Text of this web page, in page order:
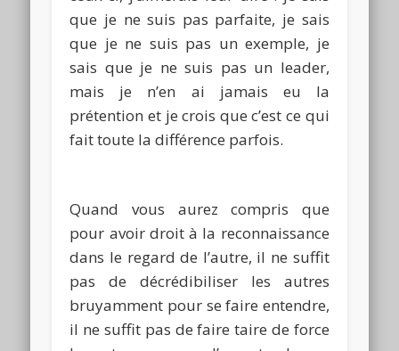
que je ne suis pas parfaite, je sais
que je ne suis pas un exemple, je
sais que je ne suis pas un leader,
mais je n’en ai jamais eu la
prétention et je crois que c’est ce qui
fait toute la différence parfois.
Quand vous aurez compris que
pour avoir droit à la reconnaissance
dans le regard de l’autre, il ne suffit
pas de décrédibiliser les autres
bruyamment pour se faire entendre,
il ne suffit pas de faire taire de force